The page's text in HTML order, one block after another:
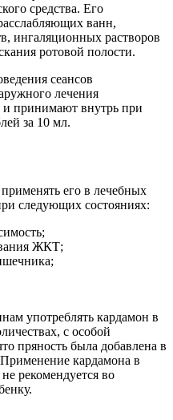
средства. Его
ванн,
ингаляционных растворов
ротовой полости.
сеансов
лечения
и принимают внутрь при
за 10 мл.
его в лечебных
следующих состояниях:
ЖКТ;
употреблять кардамон в
с особой
пряность была добавлена в
кардамона в
рекомендуется во